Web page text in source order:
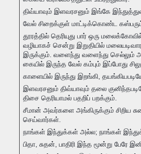
திவ்யாவும் இளவரசனும் இங்கே
வேல் சிறைக்குள் மாட்டிக்கொண்ட
தூரத்தில் தெரியுது பார் ஒரு
வழியாகச் சென்று இறுதியில்
இருக்கும். வளைந்து வளைந்து செல்லும்
கையில் இருந்த வேல் கம்பும் இப்போது
காளையில் இருந்து இறங்கி,
இளவரசனும் திவ்யாவும் தலை
திசை தெரியாமல் பதறிப் பறக்கும்.
சீமான் அவர்களை அங்கிருக்கும் சிறிய
செய்வார்கள்.
நாங்கள் இந்துக்கள் அல்ல; நாங்கள்
பிதா, சுதன், பாதிரி இந்த மூன்று பேரே